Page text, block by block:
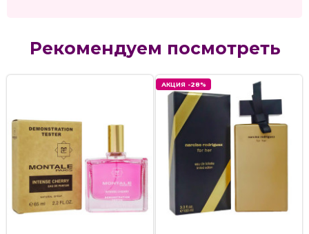
Рекомендуем посмотреть
АКЦИЯ -28%